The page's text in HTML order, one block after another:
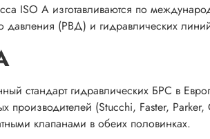
ISO A изготавливаются по
давления (РВД) и гидравлических
стандарт гидравлических БРС в
производителей (Stucchi, Faster,
клапанами в обеих половинках.